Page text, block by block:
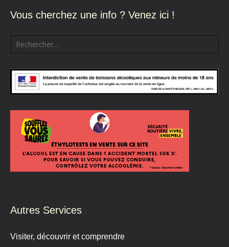
Vous cherchez une info ? Venez ici !
Rechercher :
Autres Services
Visiter, découvrir et comprendre